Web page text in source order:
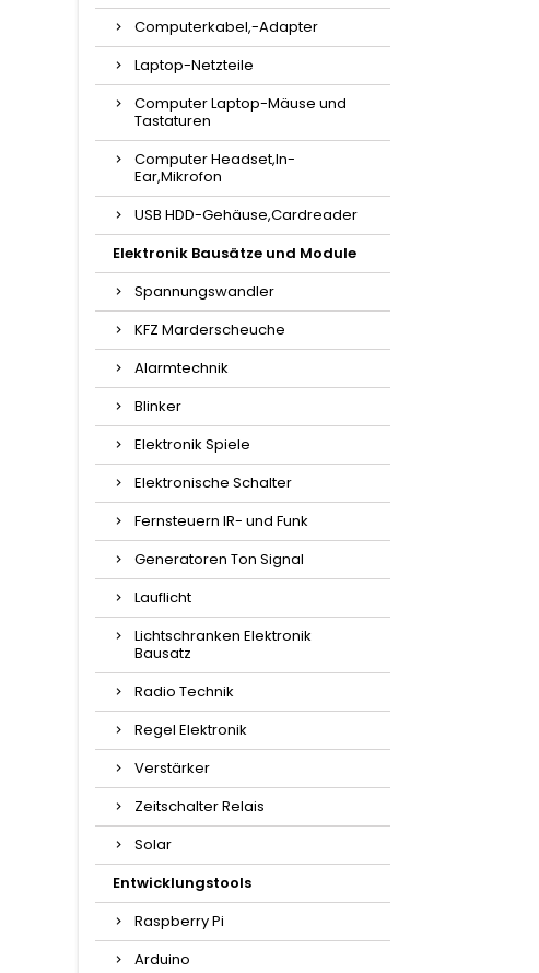
Computerkabel,-Adapter
Laptop-Netzteile
Computer Laptop-Mäuse und
Tastaturen
Computer Headset,In-
Ear,Mikrofon
USB HDD-Gehäuse,Cardreader
Elektronik Bausätze und Module
Spannungswandler
KFZ Marderscheuche
Alarmtechnik
Blinker
Elektronik Spiele
Elektronische Schalter
Fernsteuern IR- und Funk
Generatoren Ton Signal
Lauflicht
Lichtschranken Elektronik
Bausatz
Radio Technik
Regel Elektronik
Verstärker
Zeitschalter Relais
Solar
Entwicklungstools
Raspberry Pi
Arduino